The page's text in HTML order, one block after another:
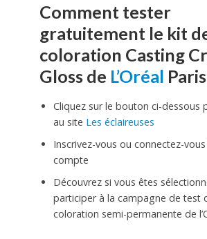
Comment tester
gratuitement le kit
coloration Casting
Gloss de L’Oréal
Cliquez sur le bouton ci-dessous
au site Les éclaireuses
Inscrivez-vous ou connectez-
compte
Découvrez si vous êtes
participer à la campagne de test
coloration semi-permanente de